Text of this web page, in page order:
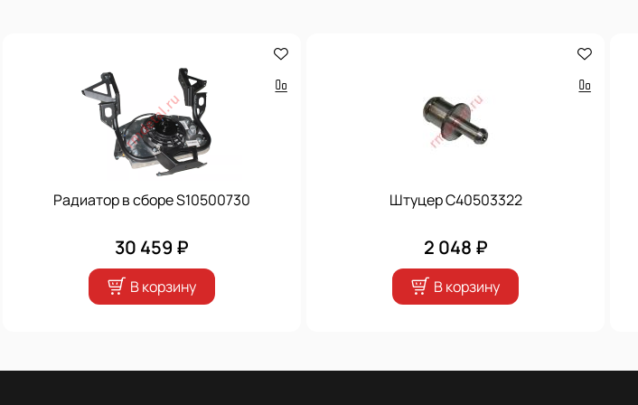
Радиатор в сборе S10500730
30 459 ₽
В корзину
Штуцер C40503322
2 048 ₽
В корзину